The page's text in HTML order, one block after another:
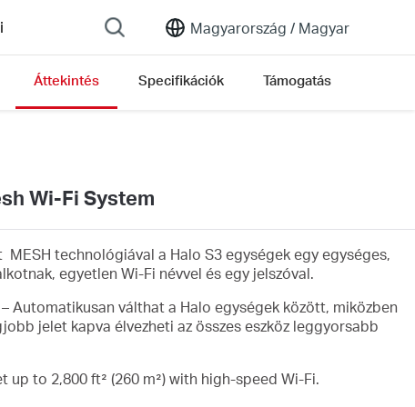
Magyarország / Magyar
Áttekintés Specifikációk Támogatás
Wi-Fi System
technológiával a Halo S3 egységek egy egységes,
egyetlen Wi-Fi névvel és egy jelszóval.
– Automatikusan válthat a Halo egységek között, miközben
jelet kapva élvezheti az összes eszköz leggyorsabb
up to 2,800 ft² (260 m²) with high-speed Wi-Fi.